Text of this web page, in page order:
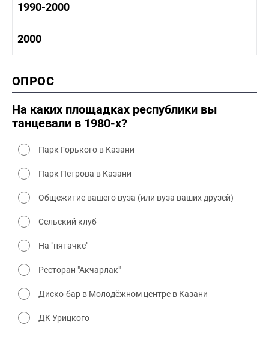
1970 - 1980 быт
1980 -1990 история
1980-1990 культура
1990-2000
1990-2000 культура
2000
2000 промышленность
2000 культура
ОПРОС
На каких площадках республики вы
танцевали в 1980-х?
Парк Горького в Казани
Парк Петрова в Казани
Общежитие вашего вуза (или вуза ваших друзей)
Сельский клуб
На "пятачке"
Ресторан "Акчарлак"
Диско-бар в Молодёжном центре в Казани
ДК Урицкого